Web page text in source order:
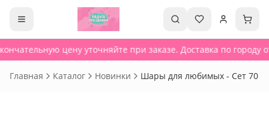
цену уточняйте при заказе. Доставка по городу
Главная Каталог Новинки Шары для любимых - Сет 70